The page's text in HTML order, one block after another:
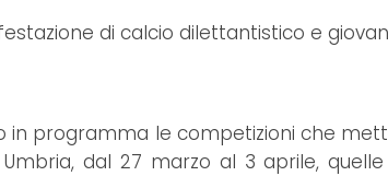
di calcio dilettantistico e
in programma le competizioni che
Umbria, dal 27 marzo al 3 aprile,